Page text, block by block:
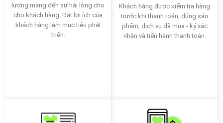
lượng mang đến sự hài lòng cho
cho khách hàng. Đặt lợi ích của
khách hàng làm mục tiêu phát
triển.
Khách hàng được kiểm tra hàng
trước khi thanh toán, đúng sản
phẩm, dịch vụ đã mua - ký xác
nhận và tiến hành thanh toán.